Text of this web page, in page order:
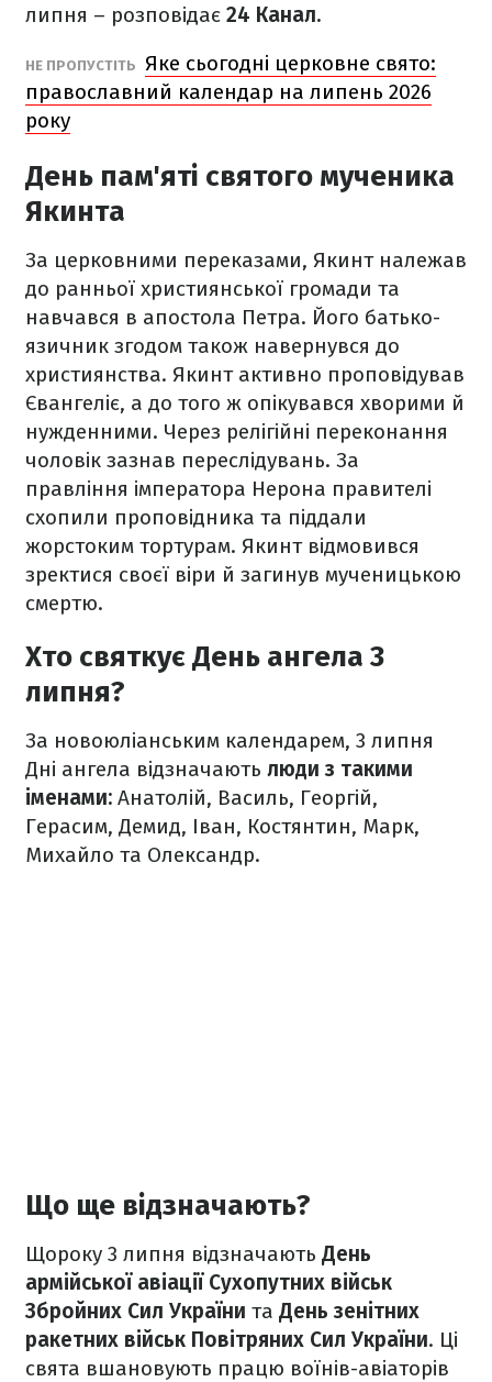
липня – розповідає 24 Канал.
НЕ ПРОПУСТІТЬ Яке сьогодні церковне свято:
православний календар на липень 2026
року
День пам'яті святого мученика
Якинта
За церковними переказами, Якинт належав
до ранньої християнської громади та
навчався в апостола Петра. Його батько-
язичник згодом також навернувся до
християнства. Якинт активно проповідував
Євангеліє, а до того ж опікувався хворими й
нужденними. Через релігійні переконання
чоловік зазнав переслідувань. За
правління імператора Нерона правителі
схопили проповідника та піддали
жорстоким тортурам. Якинт відмовився
зректися своєї віри й загинув мученицькою
смертю.
Хто святкує День ангела 3
липня?
За новоюліанським календарем, 3 липня
Дні ангела відзначають люди з такими
іменами: Анатолій, Василь, Георгій,
Герасим, Демид, Іван, Костянтин, Марк,
Михайло та Олександр.
Що ще відзначають?
Щороку 3 липня відзначають День
армійської авіації Сухопутних військ
Збройних Сил України та День зенітних
ракетних військ Повітряних Сил України. Ці
свята вшановують працю воїнів-авіаторів